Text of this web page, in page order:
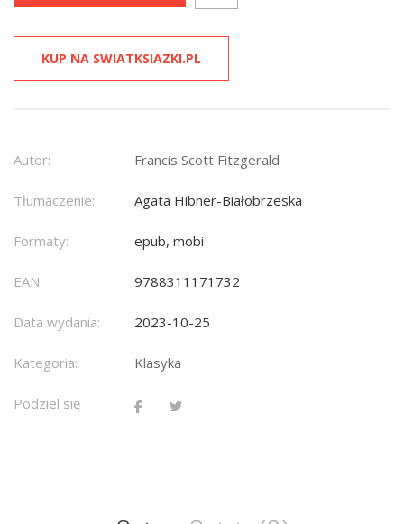
KUP NA SWIATKSIAZKI.PL
Autor: Francis Scott Fitzgerald
Tłumaczenie: Agata Hibner-Białobrzeska
Formaty: epub, mobi
EAN: 9788311171732
Data wydania: 2023-10-25
Kategoria: Klasyka
Podziel się